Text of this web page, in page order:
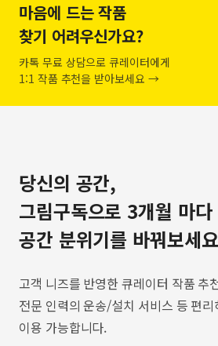
마음에 드는 작품
찾기 어려우신가요?
카톡 무료 상담으로 큐레이터에게
1:1 작품 추천을 받아보세요 →
당신의 공간,
그림구독으로 3개월 마다
공간 분위기를 바꿔보세요
고객 니즈를 반영한 큐레이터 작품 추
전문 인력의 운송/설치 서비스 등 편리
이용 가능합니다.